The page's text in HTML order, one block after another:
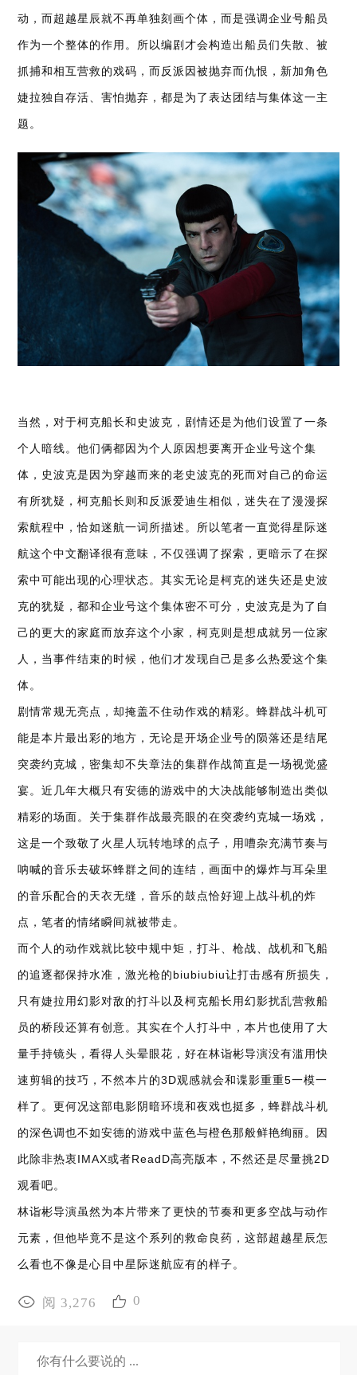
动，而超越星辰就不再单独刻画个体，而是强调企业号船员
作为一个整体的作用。所以编剧才会构造出船员们失散、被
抓捕和相互营救的戏码，而反派因被抛弃而仇恨，新加角色
婕拉独自存活、害怕抛弃，都是为了表达团结与集体这一主
题。
当然，对于柯克船长和史波克，剧情还是为他们设置了一条
个人暗线。他们俩都因为个人原因想要离开企业号这个集
体，史波克是因为穿越而来的老史波克的死而对自己的命运
有所犹疑，柯克船长则和反派爱迪生相似，迷失在了漫漫探
索航程中，恰如迷航一词所描述。所以笔者一直觉得星际迷
航这个中文翻译很有意味，不仅强调了探索，更暗示了在探
索中可能出现的心理状态。其实无论是柯克的迷失还是史波
克的犹疑，都和企业号这个集体密不可分，史波克是为了自
己的更大的家庭而放弃这个小家，柯克则是想成就另一位家
人，当事件结束的时候，他们才发现自己是多么热爱这个集
体。
剧情常规无亮点，却掩盖不住动作戏的精彩。蜂群战斗机可
能是本片最出彩的地方，无论是开场企业号的陨落还是结尾
突袭约克城，密集却不失章法的集群作战简直是一场视觉盛
宴。近几年大概只有安德的游戏中的大决战能够制造出类似
精彩的场面。关于集群作战最亮眼的在突袭约克城一场戏，
这是一个致敬了火星人玩转地球的点子，用嘈杂充满节奏与
呐喊的音乐去破坏蜂群之间的连结，画面中的爆炸与耳朵里
的音乐配合的天衣无缝，音乐的鼓点恰好迎上战斗机的炸
点，笔者的情绪瞬间就被带走。
而个人的动作戏就比较中规中矩，打斗、枪战、战机和飞船
的追逐都保持水准，激光枪的biubiubiu让打击感有所损失，
只有婕拉用幻影对敌的打斗以及柯克船长用幻影扰乱营救船
员的桥段还算有创意。其实在个人打斗中，本片也使用了大
量手持镜头，看得人头晕眼花，好在林诣彬导演没有滥用快
速剪辑的技巧，不然本片的3D观感就会和谍影重重5一模一
样了。更何况这部电影阴暗环境和夜戏也挺多，蜂群战斗机
的深色调也不如安德的游戏中蓝色与橙色那般鲜艳绚丽。因
此除非热衷IMAX或者ReadD高亮版本，不然还是尽量挑2D
观看吧。
林诣彬导演虽然为本片带来了更快的节奏和更多空战与动作
元素，但他毕竟不是这个系列的救命良药，这部超越星辰怎
么看也不像是心目中星际迷航应有的样子。
阅 3,276 0